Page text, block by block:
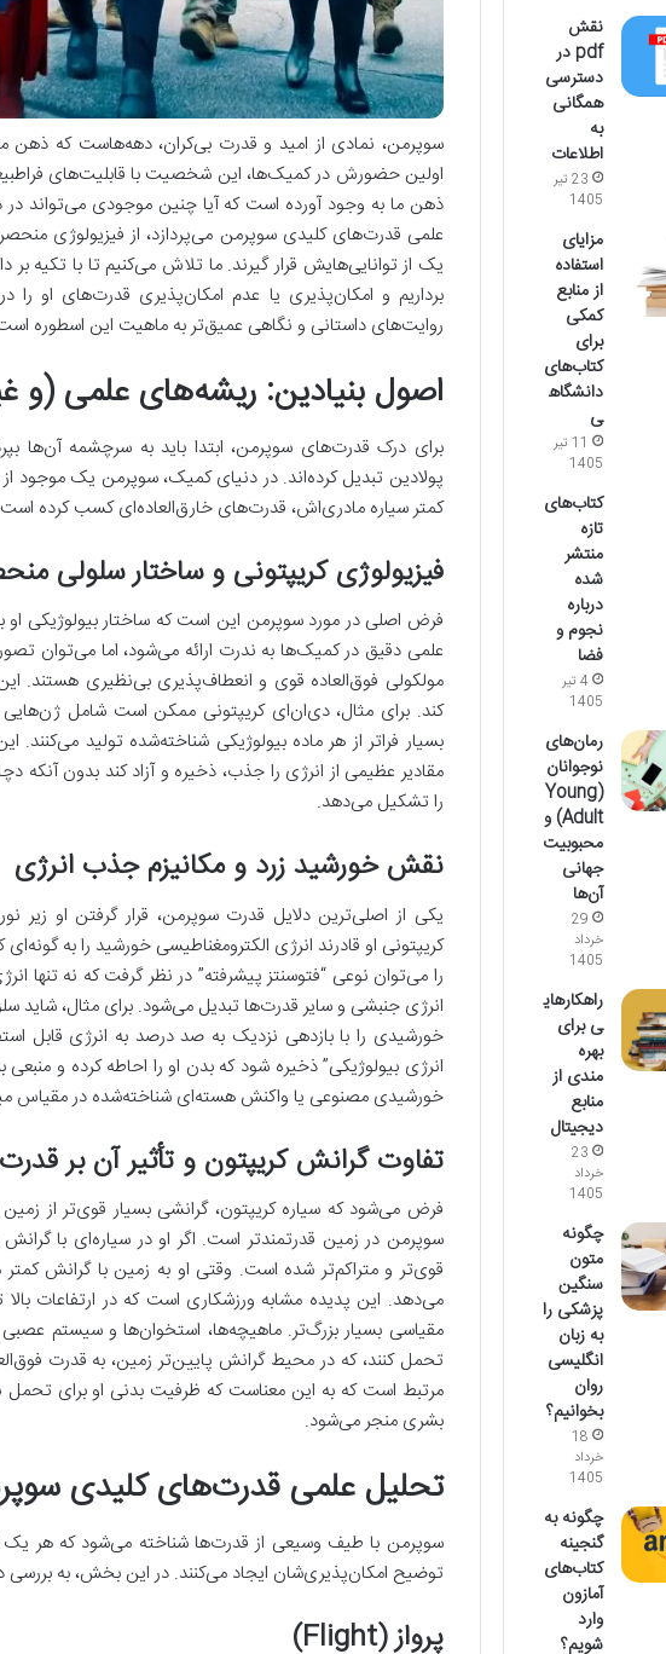
سوپرمن، نمادی از امید و قدرت بی‌کران، دهه‌هاست که ذهن
اولین حضورش در کمیک‌ها، این شخصیت با قابلیت‌های
ذهن ما به وجود آورده است که آیا چنین موجودی می‌تواند در
علمی قدرت‌های کلیدی سوپرمن می‌پردازد، از فیزیولوژی
یک از توانایی‌هایش قرار گیرند. ما تلاش می‌کنیم تا با تکیه
برداریم و امکان‌پذیری یا عدم امکان‌پذیری قدرت‌های او
روایت‌های داستانی و نگاهی عمیق‌تر به ماهیت این اسطوره
اصول بنیادین: ریشه‌های علمی
برای درک قدرت‌های سوپرمن، ابتدا باید به سرچشمه آن‌ها
پولادین تبدیل کرده‌اند. در دنیای کمیک، سوپرمن یک موجود
کمتر سیاره مادری‌اش، قدرت‌های خارق‌العاده‌ای کسب کرده
فیزیولوژی کریپتونی و ساختار سلولی
فرض اصلی در مورد سوپرمن این است که ساختار بیولوژیکی او
علمی دقیق در کمیک‌ها به ندرت ارائه می‌شود، اما می‌توان تصور
مولکولی فوق‌العاده قوی و انعطاف‌پذیری بی‌نظیری هستند.
کند. برای مثال، دی‌ان‌ای کریپتونی ممکن است شامل
بسیار فراتر از هر ماده بیولوژیکی شناخته‌شده تولید می‌کنند.
مقادیر عظیمی از انرژی را جذب، ذخیره و آزاد کند بدون
را تشکیل می‌دهد.
نقش خورشید زرد و مکانیزم جذب انرژی
یکی از اصلی‌ترین دلایل قدرت سوپرمن، قرار گرفتن او
کریپتونی او قادرند انرژی الکترومغناطیسی خورشید را به
را می‌توان نوعی “فتوسنتز پیشرفته” در نظر گرفت که نه تنها
انرژی جنبشی و سایر قدرت‌ها تبدیل می‌شود. برای مثال، شاید
خورشیدی را با بازدهی نزدیک به صد درصد به انرژی قابل
انرژی بیولوژیکی” ذخیره شود که بدن او را احاطه کرده و منبعی
خورشیدی مصنوعی یا واکنش هسته‌ای شناخته‌شده در مقیاس
تفاوت گرانش کریپتون و تأثیر آن بر
فرض می‌شود که سیاره کریپتون، گرانشی بسیار قوی‌تر از
سوپرمن در زمین قدرتمندتر است. اگر او در سیاره‌ای با گرانش
قوی‌تر و متراکم‌تر شده است. وقتی او به زمین با گرانش کمتر
می‌دهد. این پدیده مشابه ورزشکاری است که در ارتفاعات
مقیاسی بسیار بزرگ‌تر. ماهیچه‌ها، استخوان‌ها و سیستم
تحمل کنند، که در محیط گرانش پایین‌تر زمین، به قدرت
مرتبط است که به این معناست که ظرفیت بدنی او برای تحمل
بشری منجر می‌شود.
تحلیل علمی قدرت‌های کلیدی
سوپرمن با طیف وسیعی از قدرت‌ها شناخته می‌شود که هر یک
توضیح امکان‌پذیری‌شان ایجاد می‌کنند. در این بخش، به بررسی
پرواز (Flight)
نقش
pdf در
دسترسی
همگانی
به
اطلاعات
23 تیر
1405
مزایای
استفاده
از منابع
کمکی
برای
کتاب‌های
دانشگاه
ی
11 تیر
1405
کتاب‌های
تازه
منتشر
شده
درباره
نجوم و
فضا
4 تیر
1405
رمان‌های
نوجوانان
(Young
Adult) و
محبوبیت
جهانی
آن‌ها
29
خرداد
1405
راهکارهای
ی برای
بهره
مندی از
منابع
دیجیتال
23
خرداد
1405
چگونه
متون
سنگین
پزشکی را
به زبان
انگلیسی
روان
بخوانیم؟
18
خرداد
1405
چگونه به
گنجینه
کتاب‌های
آمازون
وارد
شویم؟